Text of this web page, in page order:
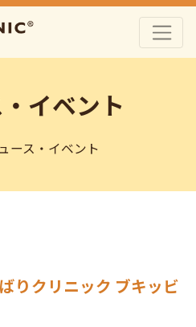
イベント
ース・イベント
りクリニック ブキッビ